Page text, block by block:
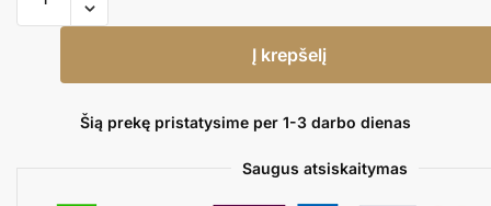
kiekis:
PASTEL
Į krepšelį
Šią prekę pristatysime per 1-3 darbo dienas
Saugus atsiskaitymas